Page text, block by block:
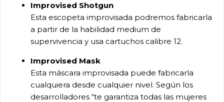
Improvised Shotgun
Esta escopeta improvisada podremos fabricarla
a partir de la habilidad medium de
supervivencia y usa cartuchos calibre 12.
Improvised Mask
Esta máscara improvisada puede fabricarla
cualquiera desde cualquier nivel. Según los
desarrolladores “te garantiza todas las mujeres